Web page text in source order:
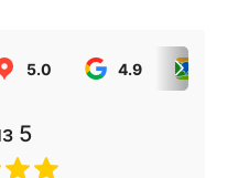
5.0 4.9
5